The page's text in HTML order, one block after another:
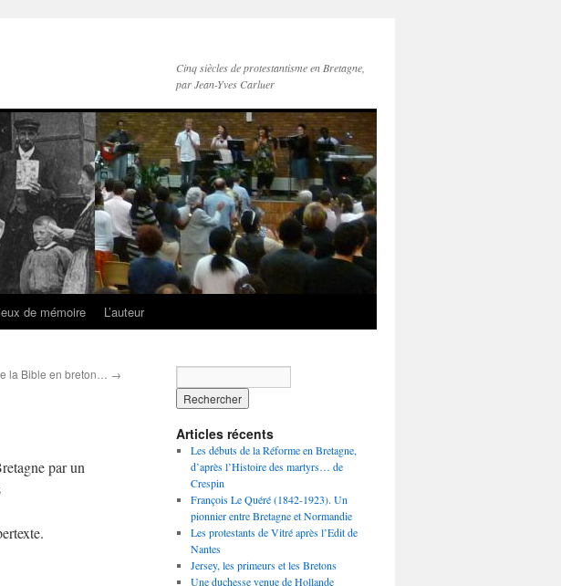
Cinq siècles de protestantisme en Bretagne,
par Jean-Yves Carluer
de mémoire L’auteur
la Bible en breton… →
par un
Articles récents
Les débuts de la Réforme en Bretagne,
d’après l’Histoire des martyrs… de
Crespin
François Le Quéré (1842-1923). Un
pionnier entre Bretagne et Normandie
Les protestants de Vitré après l’Edit de
Nantes
Jersey, les primeurs et les Bretons
Une duchesse venue de Hollande